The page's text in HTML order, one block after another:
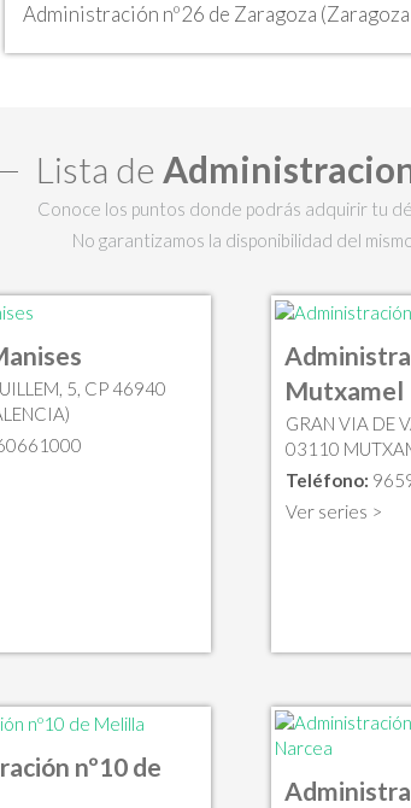
Administración nº26 de Zaragoza (Zaragoza
Lista de
Conoce los puntos donde podrás adquirir tu
No garantizamos la disponibilidad del
5, CP 46940
Mutxamel
GRAN VIA DE
03110
Teléfono:
Ver series >
nº10 de